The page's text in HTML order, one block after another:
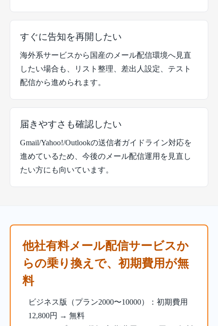
すぐに告知を再開したい
海外系サービスから国産のメール配信環境へ見直
したい場合も、リスト整理、差出人設定、テスト
配信から進められます。
届きやすさも確認したい
Gmail/Yahoo!/Outlookの送信者ガイドライン対応を
進めているため、今後のメール配信運用を見直し
たい方にも向いています。
他社有料メール配信サービスか
らの乗り換えで、初期費用が無
料
ビジネス版（プラン2000〜10000）：初期費用
12,800円 → 無料